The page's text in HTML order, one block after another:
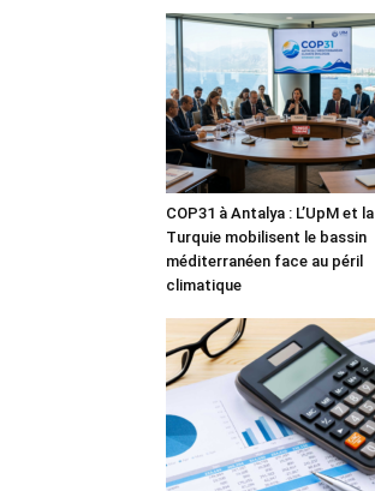
COP31 à Antalya : L’UpM et la
Turquie mobilisent le bassin
méditerranéen face au péril
climatique